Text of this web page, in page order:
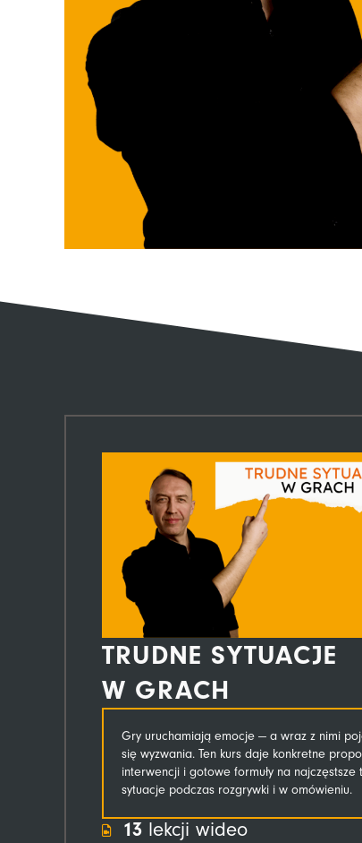
TRUDNE SYTUACJE
W GRACH
Gry uruchamiają emocje — a wraz z nimi
się wyzwania. Ten kurs daje konkretne
interwencji i gotowe formuły na najczęstsze
sytuacje podczas rozgrywki i w omówieniu.
13lekcji wideo